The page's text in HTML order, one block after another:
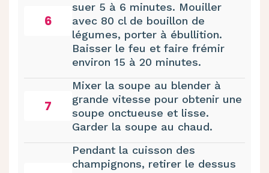
6
suer 5 à 6 minutes. Mouiller
avec 80 cl de bouillon de
légumes, porter à ébullition.
Baisser le feu et faire frémir
environ 15 à 20 minutes.
7
Mixer la soupe au blender à
grande vitesse pour obtenir une
soupe onctueuse et lisse.
Garder la soupe au chaud.
Pendant la cuisson des
champignons, retirer le dessus